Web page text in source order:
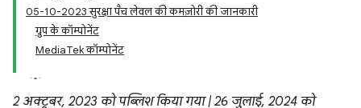
05-10-2023 सुरक्षा पैच लेवल की कमज़ोरी की जानकारी
ग्रुप के कॉम्पोनेंट
MediaTek कॉम्पोनेंट
2 अक्टूबर, 2023 को पब्लिश किया गया | 26 जुलाई, 2024 को